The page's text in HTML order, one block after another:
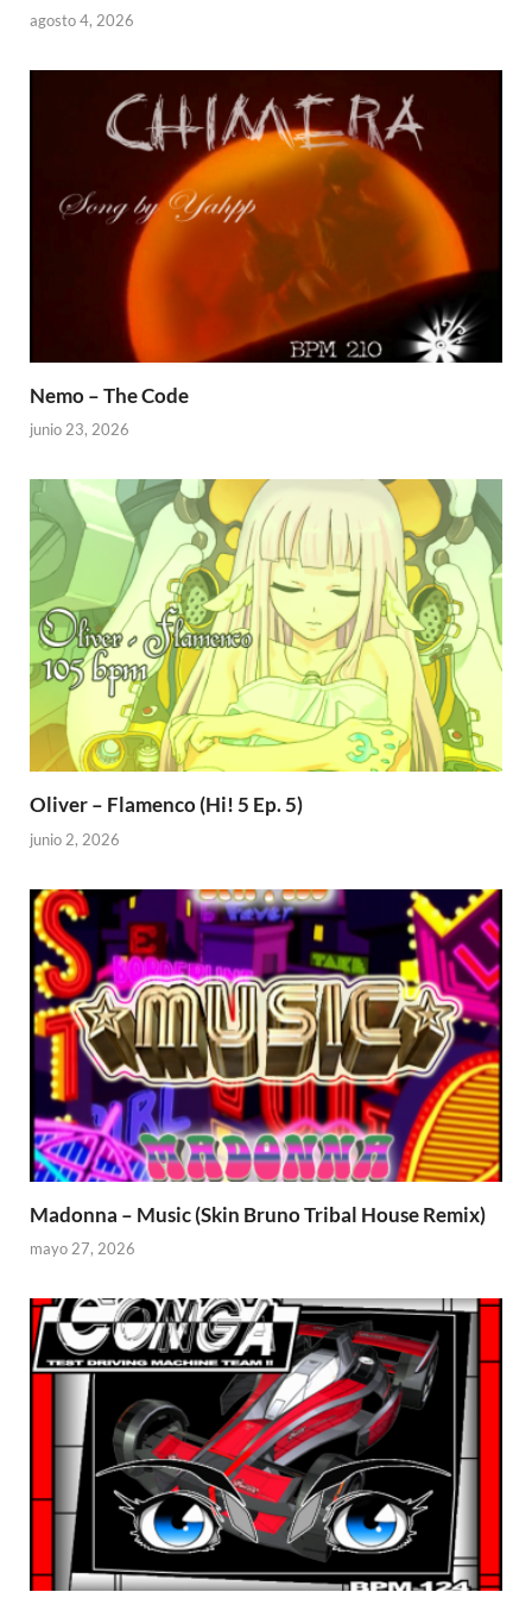
agosto 4, 2026
Nemo – The Code
junio 23, 2026
Oliver – Flamenco (Hi! 5 Ep. 5)
junio 2, 2026
Madonna – Music (Skin Bruno Tribal House Remix)
mayo 27, 2026